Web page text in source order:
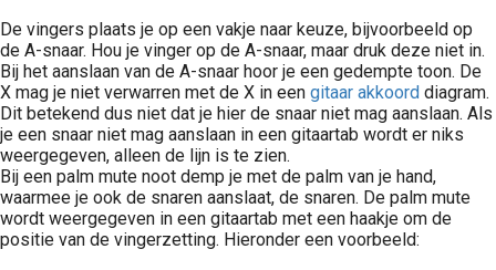
De vingers plaats je op een vakje naar keuze, bijvoorbeeld op
de A-snaar. Hou je vinger op de A-snaar, maar druk deze niet in.
Bij het aanslaan van de A-snaar hoor je een gedempte toon. De
X mag je niet verwarren met de X in een gitaar akkoord diagram.
Dit betekend dus niet dat je hier de snaar niet mag aanslaan. Als
je een snaar niet mag aanslaan in een gitaartab wordt er niks
weergegeven, alleen de lijn is te zien.
Bij een palm mute noot demp je met de palm van je hand,
waarmee je ook de snaren aanslaat, de snaren. De palm mute
wordt weergegeven in een gitaartab met een haakje om de
positie van de vingerzetting. Hieronder een voorbeeld: